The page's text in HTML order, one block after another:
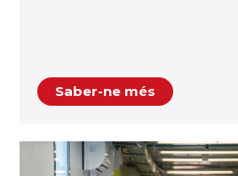
Saber-ne més